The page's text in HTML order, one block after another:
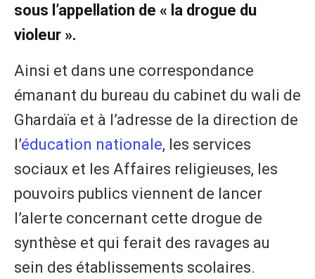
sous l’appellation de « la drogue du
violeur ».
Ainsi et dans une correspondance
émanant du bureau du cabinet du wali de
Ghardaïa et à l’adresse de la direction de
l’éducation nationale, les services
sociaux et les Affaires religieuses, les
pouvoirs publics viennent de lancer
l’alerte concernant cette drogue de
synthèse et qui ferait des ravages au
sein des établissements scolaires.